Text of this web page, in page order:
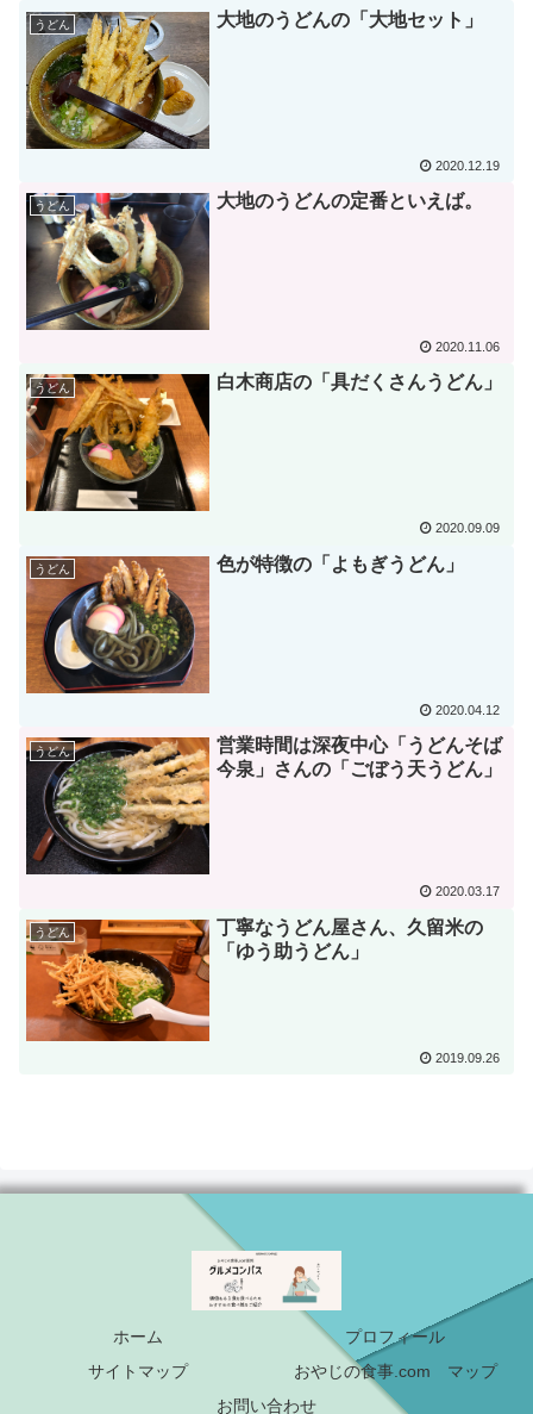
うどん 大地のうどんの「大地セット」
2020.12.19
うどん 大地のうどんの定番といえば。
2020.11.06
うどん 白木商店の「具だくさんうどん」
2020.09.09
うどん 色が特徴の「よもぎうどん」
2020.04.12
うどん
営業時間は深夜中心「うどんそば
今泉」さんの「ごぼう天うどん」
2020.03.17
うどん
丁寧なうどん屋さん、久留米の
「ゆう助うどん」
2019.09.26
ホーム
プロフィール
サイトマップ
おやじの食事.com マップ
お問い合わせ